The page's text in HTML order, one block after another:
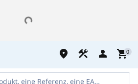
place construction person shopping_cart0